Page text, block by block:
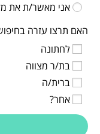
אני מאשר/ת את
האם תרצו עזרה
לחתונה
בת/ר מצווה
ברית/ה
אחר?